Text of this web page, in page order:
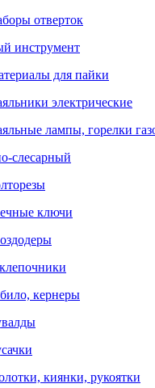
отверток
инструмент
для пайки
электрические
лампы, горелки
слесарный
ключи
кернеры
киянки, рукоятки